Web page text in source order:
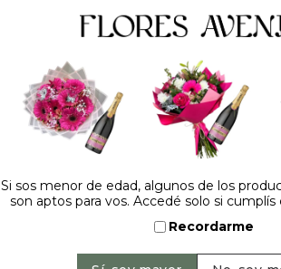
Si sos menor de edad, algunos de los
son aptos para vos. Accedé solo si
Recordarme